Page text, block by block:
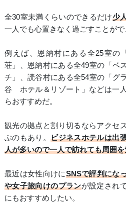
全30室未満くらいのできるだけ少
一人でも心置きなく過ごすことがで
例えば、恩納村にある全25室の
荘」、恩納村にある全49室の「ベ
チ」、読谷村にある全54室の「
谷 ホテル＆リゾート」などは一
らおすすめだ。
観光の拠点と割り切るならアクセ
ぶのもあり。ビジネスホテルは出
人が多いので一人で訪れても周囲
最近は女性向けにSNSで評判にな
や女子旅向けのプランが設定され
にもおすすめしたい。